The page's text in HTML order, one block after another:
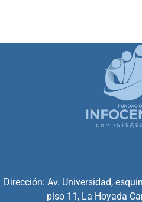
Dirección: Av. Universidad,
piso 11, La Hoyada